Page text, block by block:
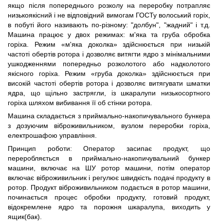
якщо після попереднього розколу на переробку потрапляє
низькоякісний і не відповідний вимогам ГОСТу волоський горіх,
в побуті його називають по-різному: "долбун", "жадний" і т.д.
Машина працює у двох режимах: м'яка та груба обробка
горіха. Режим «м'яка доколка» здійснюється при низькій
частоті обертів ротора і дозволяє витягти ядро ​​з мінімальними
ушкодженнями попередньо розколотого або надколотого
якісного горіха. Режим «груба доколка» здійснюється при
високій частоті обертів ротора і дозволяє витягувати шматки
ядра, що щільно застрягли, із шкаралупи низькосортного
горіха шляхом вибивання її об стінки ротора.
Машина складається з приймально-накопичувального бункера
з дозуючим віброживильником, вузлом переробки горіха,
електрошафою управління.
Принцип роботи: Оператор засипає продукт, що
переробляється в приймально-накопичувальний бункер
машини, включає на ШУ ротор машини, потім оператор
включає віброживильник і регулює швидкість подачі продукту в
ротор. Продукт віброживильником подається в ротор машини,
починається процес обробки продукту, готовий продукт,
відокремлене ядро ​​та порожня шкаралупа, виходить у
ящик(бак).